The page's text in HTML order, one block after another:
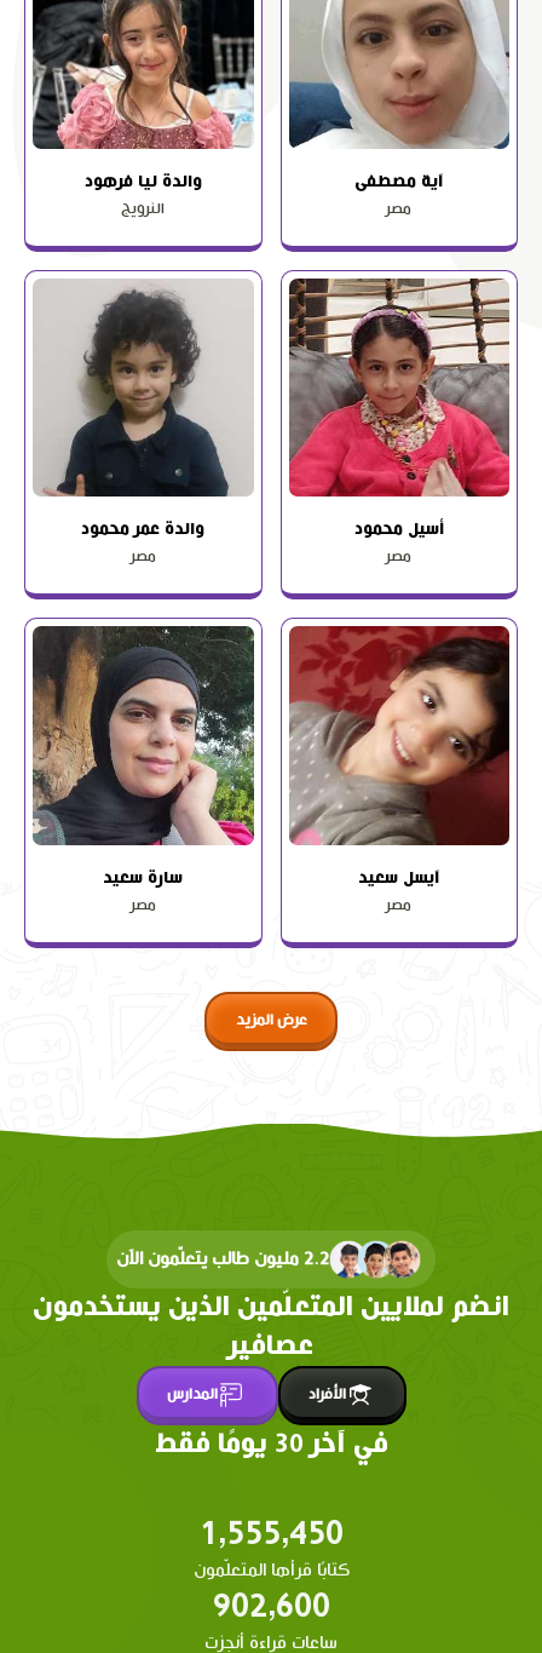
آية مصطفى
مصر
والدة ليا فرهود
النرويج
أسيل محمود
مصر
والدة عمر محمود
مصر
آيسل سعيد
مصر
سارة سعيد
مصر
عرض المزيد
2.2 مليون طالب يتعلّمون الآن
انضم لملايين المتعلّمين الذين يستخدمون
عصافير
الأفراد المدارس
في آخر 30 يومًا فقط
1,555,450
كتابًا قرأها المتعلّمون
902,600
ساعات قراءة أنجزت